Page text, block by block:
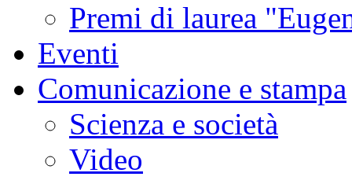
Premi di laurea
Eventi
Comunicazione e stampa
Scienza e società
Video